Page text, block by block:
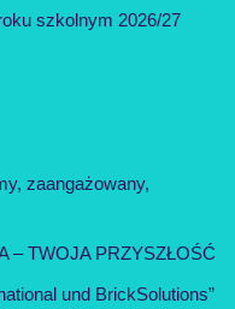
szkolnym 2026/27
zaangażowany,
– TWOJA PRZYSZŁOŚĆ
und BrickSolutions”